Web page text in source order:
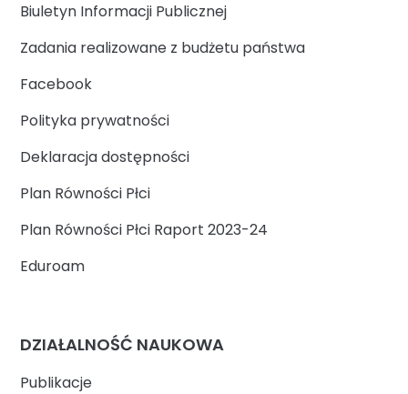
Biuletyn Informacji Publicznej
Zadania realizowane z budżetu państwa
Facebook
Polityka prywatności
Deklaracja dostępności
Plan Równości Płci
Plan Równości Płci Raport 2023-24
Eduroam
DZIAŁALNOŚĆ NAUKOWA
Publikacje